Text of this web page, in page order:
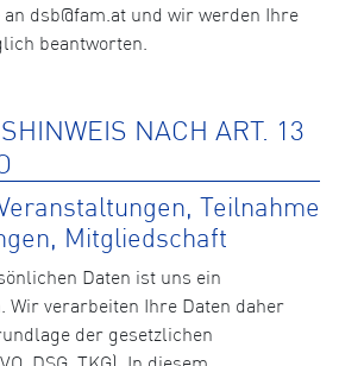
dsb@fam.at und wir werden Ihre
beantworten.
NACH ART. 13
Teilnahme
Mitgliedschaft
Daten ist uns ein
Wir verarbeiten Ihre Daten daher
der gesetzlichen